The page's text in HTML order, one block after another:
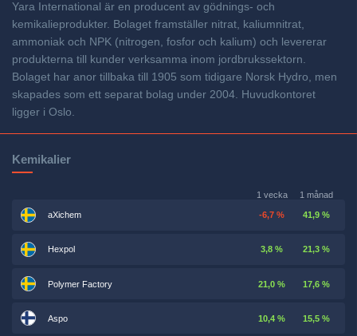
Yara International är en producent av gödnings- och
kemikalieprodukter. Bolaget framställer nitrat, kaliumnitrat,
ammoniak och NPK (nitrogen, fosfor och kalium) och levererar
produkterna till kunder verksamma inom jordbrukssektorn.
Bolaget har anor tillbaka till 1905 som tidigare Norsk Hydro, men
skapades som ett separat bolag under 2004. Huvudkontoret
ligger i Oslo.
Kemikalier
1 vecka 1 månad
aXichem -6,7 % 41,9 %
Hexpol 3,8 % 21,3 %
Polymer Factory 21,0 % 17,6 %
Aspo 10,4 % 15,5 %